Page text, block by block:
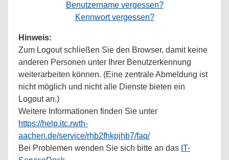
Benutzername vergessen?
Kennwort vergessen?
Hinweis:
Zum Logout schließen Sie den Browser, damit keine
anderen Personen unter Ihrer Benutzerkennung
weiterarbeiten können. (Eine zentrale Abmeldung ist
nicht möglich und nicht alle Dienste bieten ein
Logout an.)
Weitere Informationen finden Sie unter
https://help.itc.rwth-
aachen.de/service/rhb2fhkpjhb7/faq/
Bei Problemen wenden Sie sich bitte an das IT-